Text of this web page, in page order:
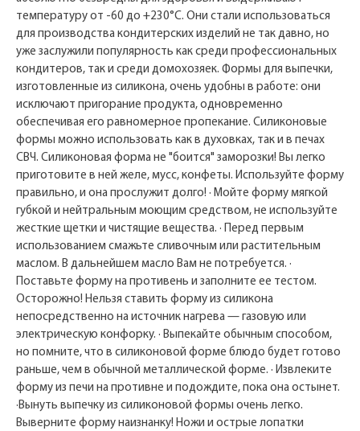
температуру от -60 до +230°С. Они стали использоваться
для производства кондитерских изделий не так давно, но
уже заслужили популярность как среди профессиональных
кондитеров, так и среди домохозяек. Формы для выпечки,
изготовленные из силикона, очень удобны в работе: они
исключают пригорание продукта, одновременно
обеспечивая его равномерное пропекание. Силиконовые
формы можно использовать как в духовках, так и в печах
СВЧ. Силиконовая форма не "боится" заморозки! Вы легко
приготовите в ней желе, мусс, конфеты. Используйте форму
правильно, и она прослужит долго! · Мойте форму мягкой
губкой и нейтральным моющим средством, не используйте
жесткие щетки и чистящие вещества. · Перед первым
использованием смажьте сливочным или растительным
маслом. В дальнейшем масло Вам не потребуется. ·
Поставьте форму на противень и заполните ее тестом.
Осторожно! Нельзя ставить форму из силикона
непосредственно на источник нагрева — газовую или
электрическую конфорку. · Выпекайте обычным способом,
но помните, что в силиконовой форме блюдо будет готово
раньше, чем в обычной металлической форме. · Извлеките
форму из печи на противне и подождите, пока она остынет.
·Вынуть выпечку из силиконовой формы очень легко.
Выверните форму наизнанку! Ножи и острые лопатки